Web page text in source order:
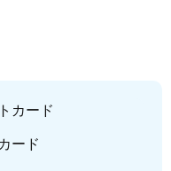
カード
ード